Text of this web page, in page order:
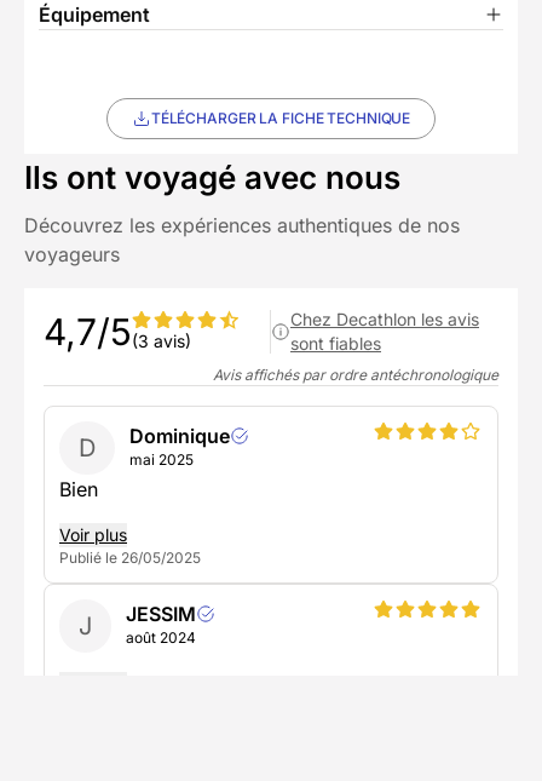
Équipement
TÉLÉCHARGER LA FICHE TECHNIQUE
Ils ont voyagé avec nous
Découvrez les expériences authentiques de nos
voyageurs
4,7/5(3 avis)
Chez Decathlon les avis
sont fiables
Avis affichés par ordre antéchronologique
D Dominique
mai 2025
Bien
Voir plus
Publié le 26/05/2025
J JESSIM
août 2024